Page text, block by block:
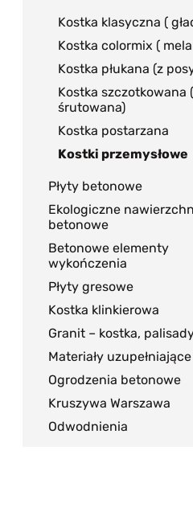
Kostka klasyczna (
Kostka colormix (
Kostka płukana (z
Kostka szczotkowana (
śrutowana)
Kostka postarzana
Kostki przemysłowe
Płyty betonowe
Ekologiczne
betonowe
Betonowe elementy
wykończenia
Płyty gresowe
Kostka klinkierowa
Granit – kostka,
Materiały uzupełniające
Ogrodzenia betonowe
Kruszywa Warszawa
Odwodnienia